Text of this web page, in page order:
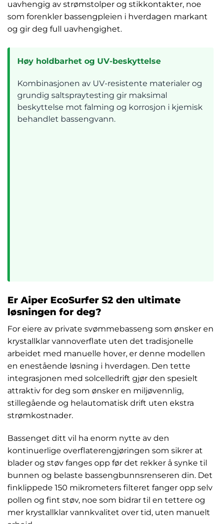
uavhengig av strømstolper og stikkontakter, noe
som forenkler bassengpleien i hverdagen markant
og gir deg full uavhengighet.
Høy holdbarhet og UV-beskyttelse
Kombinasjonen av UV-resistente materialer og
grundig saltspraytesting gir maksimal
beskyttelse mot falming og korrosjon i kjemisk
behandlet bassengvann.
Er Aiper EcoSurfer S2 den ultimate
løsningen for deg?
For eiere av private svømmebasseng som ønsker en
krystallklar vannoverflate uten det tradisjonelle
arbeidet med manuelle hover, er denne modellen
en enestående løsning i hverdagen. Den tette
integrasjonen med solcelledrift gjør den spesielt
attraktiv for deg som ønsker en miljøvennlig,
stillegående og helautomatisk drift uten ekstra
strømkostnader.
Bassenget ditt vil ha enorm nytte av den
kontinuerlige overflaterengjøringen som sikrer at
blader og støv fanges opp før det rekker å synke til
bunnen og belaste bassengbunnsrenseren din. Det
finklippede 150 mikrometers filteret fanger opp selv
pollen og fint støv, noe som bidrar til en tettere og
mer krystallklar vannkvalitet over tid, uten manuelt